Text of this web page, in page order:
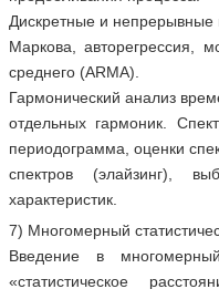
Дискретные и
Маркова, авторегрессия,
среднего (ARMA).
Гармонический анализ
отдельных гармоник.
периодограмма, оценки
спектров (элайзинг),
характеристик.
7) Многомерный
Введение в
«статистическое